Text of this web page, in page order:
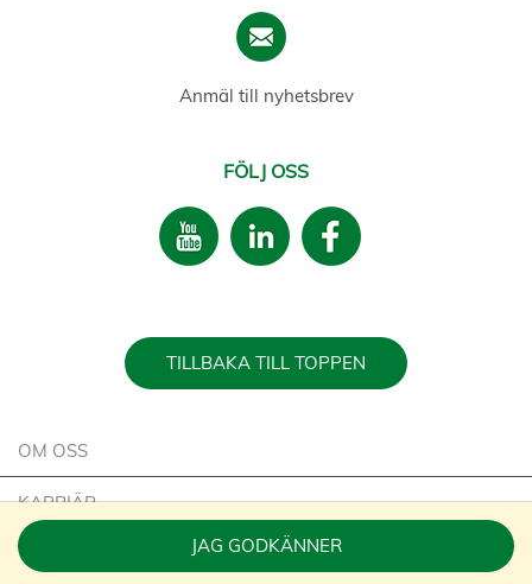
JAG GODKÄNNER
Anmäl till nyhetsbrev
FÖLJ OSS
TILLBAKA TILL TOPPEN
OM OSS
KARRIÄR
HÅLLBARHET